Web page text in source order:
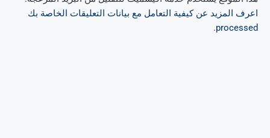
اعرف المزيد عن كيفية التعامل مع بيانات التعليقات الخاصة بك
processed
.